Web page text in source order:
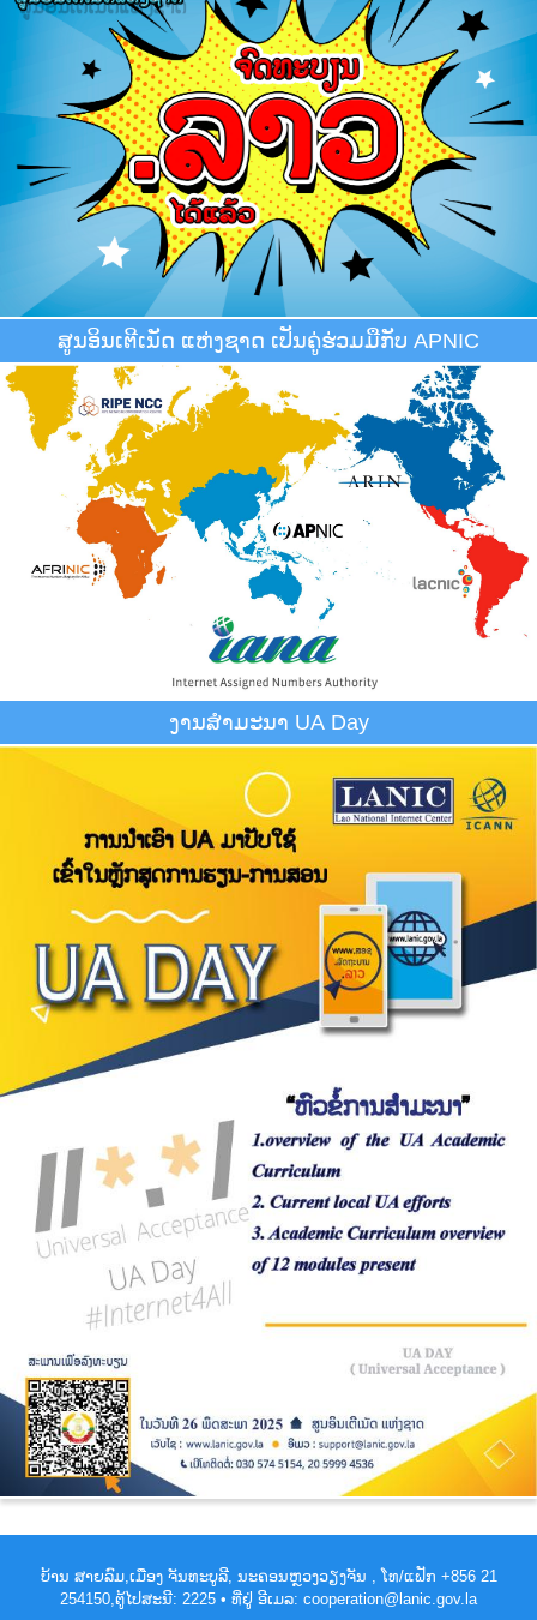
ສູນອິນເຕີເນັດ ແຫ່ງຊາດ ເປັນຄູ່ຮ່ວມມືກັບ APNIC
ງານສຳມະນາ UA Day
ບ້ານ ສາຍລົມ,ເມືອງ ຈັນທະບູລີ, ນະຄອນຫຼວງວຽງຈັນ , ໂທ/ແຟັກ +856 21
254150,ຕູ້ໄປສະນີ: 2225 • ທີ່ຢູ່ ອີເມລ: cooperation@lanic.gov.la